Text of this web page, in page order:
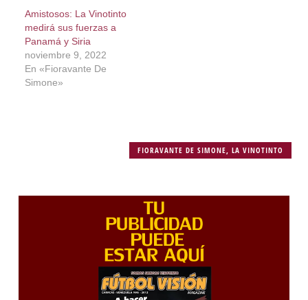
Amistosos: La Vinotinto
medirá sus fuerzas a
Panamá y Siria
noviembre 9, 2022
En «Fioravante De
Simone»
FIORAVANTE DE SIMONE,LA VINOTINTO